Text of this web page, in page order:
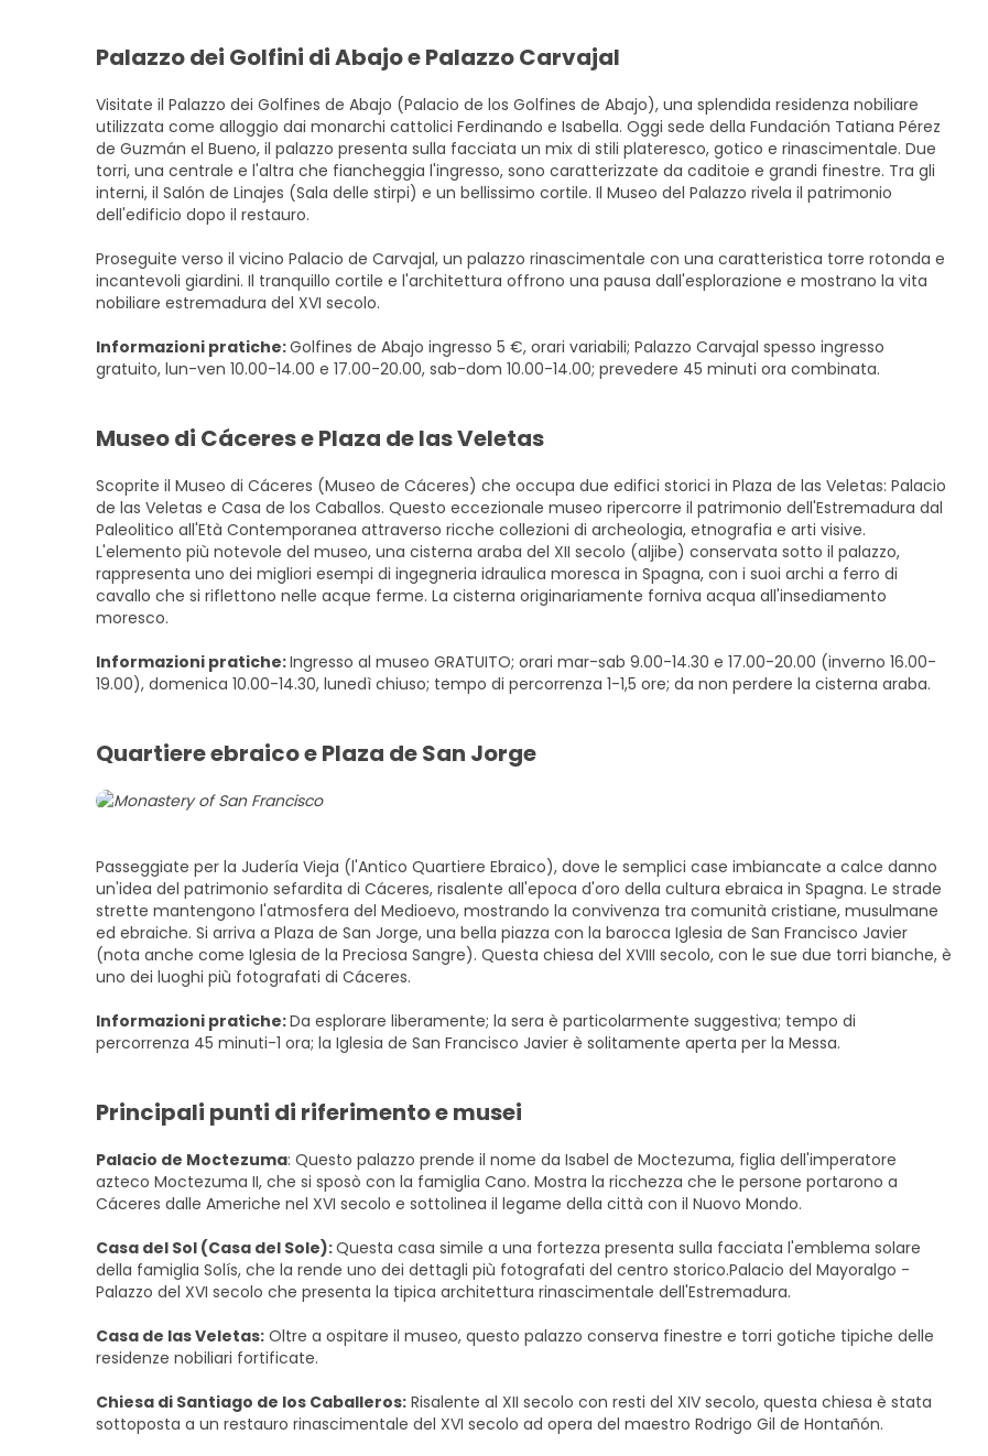
Palazzo dei Golfini di Abajo e Palazzo Carvajal
Visitate il Palazzo dei Golfines de Abajo (Palacio de los Golfines de Abajo), una splendida residenza nobiliare
utilizzata come alloggio dai monarchi cattolici Ferdinando e Isabella. Oggi sede della Fundación Tatiana Pérez
de Guzmán el Bueno, il palazzo presenta sulla facciata un mix di stili plateresco, gotico e rinascimentale. Due
torri, una centrale e l'altra che fiancheggia l'ingresso, sono caratterizzate da caditoie e grandi finestre. Tra gli
interni, il Salón de Linajes (Sala delle stirpi) e un bellissimo cortile. Il Museo del Palazzo rivela il patrimonio
dell'edificio dopo il restauro.
Proseguite verso il vicino Palacio de Carvajal, un palazzo rinascimentale con una caratteristica torre rotonda e
incantevoli giardini. Il tranquillo cortile e l'architettura offrono una pausa dall'esplorazione e mostrano la vita
nobiliare estremadura del XVI secolo.
Informazioni pratiche:Golfines de Abajo ingresso 5 €, orari variabili; Palazzo Carvajal spesso ingresso
gratuito, lun-ven 10.00-14.00 e 17.00-20.00, sab-dom 10.00-14.00; prevedere 45 minuti ora combinata.
Museo di Cáceres e Plaza de las Veletas
Scoprite il Museo di Cáceres (Museo de Cáceres) che occupa due edifici storici in Plaza de las Veletas: Palacio
de las Veletas e Casa de los Caballos. Questo eccezionale museo ripercorre il patrimonio dell'Estremadura dal
Paleolitico all'Età Contemporanea attraverso ricche collezioni di archeologia, etnografia e arti visive.
L'elemento più notevole del museo, una cisterna araba del XII secolo (aljibe) conservata sotto il palazzo,
rappresenta uno dei migliori esempi di ingegneria idraulica moresca in Spagna, con i suoi archi a ferro di
cavallo che si riflettono nelle acque ferme. La cisterna originariamente forniva acqua all'insediamento
moresco.
Informazioni pratiche:Ingresso al museo GRATUITO; orari mar-sab 9.00-14.30 e 17.00-20.00 (inverno 16.00-
19.00), domenica 10.00-14.30, lunedì chiuso; tempo di percorrenza 1-1,5 ore; da non perdere la cisterna araba.
Quartiere ebraico e Plaza de San Jorge
Passeggiate per la Judería Vieja (l'Antico Quartiere Ebraico), dove le semplici case imbiancate a calce danno
un'idea del patrimonio sefardita di Cáceres, risalente all'epoca d'oro della cultura ebraica in Spagna. Le strade
strette mantengono l'atmosfera del Medioevo, mostrando la convivenza tra comunità cristiane, musulmane
ed ebraiche. Si arriva a Plaza de San Jorge, una bella piazza con la barocca Iglesia de San Francisco Javier
(nota anche come Iglesia de la Preciosa Sangre). Questa chiesa del XVIII secolo, con le sue due torri bianche, è
uno dei luoghi più fotografati di Cáceres.
Informazioni pratiche:Da esplorare liberamente; la sera è particolarmente suggestiva; tempo di
percorrenza 45 minuti-1 ora; la Iglesia de San Francisco Javier è solitamente aperta per la Messa.
Principali punti di riferimento e musei
Palacio de Moctezuma: Questo palazzo prende il nome da Isabel de Moctezuma, figlia dell'imperatore
azteco Moctezuma II, che si sposò con la famiglia Cano. Mostra la ricchezza che le persone portarono a
Cáceres dalle Americhe nel XVI secolo e sottolinea il legame della città con il Nuovo Mondo.
Casa del Sol (Casa del Sole):Questa casa simile a una fortezza presenta sulla facciata l'emblema solare
della famiglia Solís, che la rende uno dei dettagli più fotografati del centro storico.Palacio del Mayoralgo -
Palazzo del XVI secolo che presenta la tipica architettura rinascimentale dell'Estremadura.
Casa de las Veletas: Oltre a ospitare il museo, questo palazzo conserva finestre e torri gotiche tipiche delle
residenze nobiliari fortificate.
Chiesa di Santiago de los Caballeros: Risalente al XII secolo con resti del XIV secolo, questa chiesa è stata
sottoposta a un restauro rinascimentale del XVI secolo ad opera del maestro Rodrigo Gil de Hontañón.